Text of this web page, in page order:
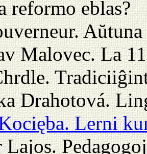
reformo eblas?
Aŭtuna
Malovec. La
Drahotová.
Lerni